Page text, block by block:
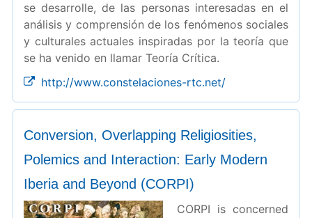
se desarrolle, de las personas interesadas en el
análisis y comprensión de los fenómenos sociales
y culturales actuales inspiradas por la teoría que
se ha venido en llamar Teoría Crítica.
http://www.constelaciones-rtc.net/
Conversion, Overlapping Religiosities,
Polemics and Interaction: Early Modern
Iberia and Beyond (CORPI)
CORPI is concerned